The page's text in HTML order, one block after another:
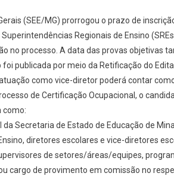
(SEE/MG) prorrogou o prazo de
Regionais de Ensino
no processo. A data das provas objetivas
publicada por meio da Retificação do
como vice-diretor poderá contar
de Certificação Ocupacional, o
como:
Secretaria de Estado de Educação de
diretores escolares e vice-diretores
de setores/áreas/equipes,
cargo de provimento em comissão no